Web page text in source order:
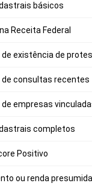
básicos
Receita Federal
de existência de
de consultas recentes
de empresas
completos
Positivo
ou renda presumida